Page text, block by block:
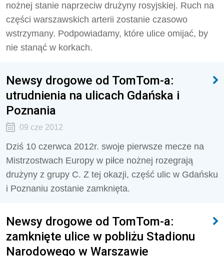
nożnej stanie naprzeciw drużyny rosyjskiej. Ruch na
części warszawskich arterii zostanie czasowo
wstrzymany. Podpowiadamy, które ulice omijać, by
nie stanąć w korkach.
Newsy drogowe od TomTom-a:
utrudnienia na ulicach Gdańska i
Poznania
09 cze 2012
Dziś 10 czerwca 2012r. swoje pierwsze mecze na
Mistrzostwach Europy w piłce nożnej rozegrają
drużyny z grupy C. Z tej okazji, część ulic w Gdańsku
i Poznaniu zostanie zamknięta.
Newsy drogowe od TomTom-a:
zamknięte ulice w pobliżu Stadionu
Narodowego w Warszawie